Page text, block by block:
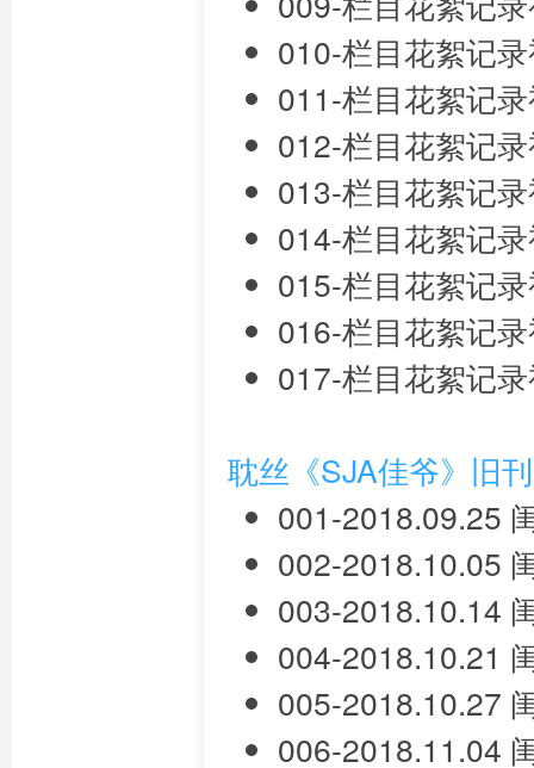
010-栏目花絮记
011-栏目花絮记
012-栏目花絮记
013-栏目花絮记
014-栏目花絮记
015-栏目花絮记
016-栏目花絮记
017-栏目花絮记
耽丝《SJA佳爷》旧
001-2018.09.25
002-2018.10.05
003-2018.10.14
004-2018.10.21
005-2018.10.27
006-2018.11.04